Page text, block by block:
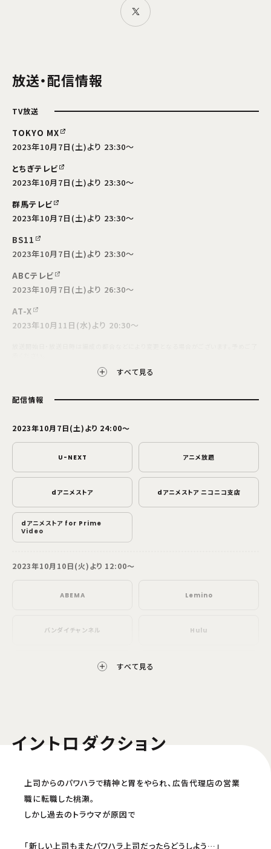
放送・配信情報
TV放送
TOKYO MX
2023年10月7日(土)より 23:30～
とちぎテレビ
2023年10月7日(土)より 23:30～
群馬テレビ
2023年10月7日(土)より 23:30～
BS11
2023年10月7日(土)より 23:30～
ABCテレビ
2023年10月7日(土)より 26:30～
AT-X
2023年10月11日(水)より 20:30～
すべて見る
配信情報
2023年10月7日(土)より 24:00～
U-NEXT アニメ放題
dアニメストア dアニメストア ニコニコ支店
dアニメストア for Prime
Video
2023年10月10日(火)より 12:00～
ABEMA Lemino
バンダイチャンネル Hulu
ニコニコ生放送
2023年10月10日(火)より 24:00～
すべて見る
イントロダクション
上司からのパワハラで精神と胃をやられ、広告代理店の営業
職に転職した桃瀬。
しかし過去のトラウマが原因で
「新しい上司もまたパワハラ上司だったらどうしよう…」